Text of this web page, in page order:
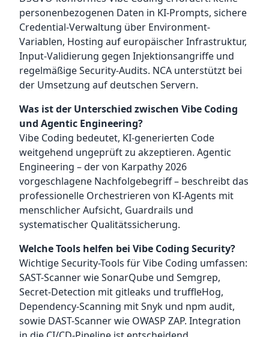
personenbezogenen Daten in KI-Prompts, sichere
Credential-Verwaltung über Environment-
Variablen, Hosting auf europäischer Infrastruktur,
Input-Validierung gegen Injektionsangriffe und
regelmäßige Security-Audits. NCA unterstützt bei
der Umsetzung auf deutschen Servern.
Was ist der Unterschied zwischen Vibe Coding
und Agentic Engineering?
Vibe Coding bedeutet, KI-generierten Code
weitgehend ungeprüft zu akzeptieren. Agentic
Engineering – der von Karpathy 2026
vorgeschlagene Nachfolgebegriff – beschreibt das
professionelle Orchestrieren von KI-Agents mit
menschlicher Aufsicht, Guardrails und
systematischer Qualitätssicherung.
Welche Tools helfen bei Vibe Coding Security?
Wichtige Security-Tools für Vibe Coding umfassen:
SAST-Scanner wie SonarQube und Semgrep,
Secret-Detection mit gitleaks und truffleHog,
Dependency-Scanning mit Snyk und npm audit,
sowie DAST-Scanner wie OWASP ZAP. Integration